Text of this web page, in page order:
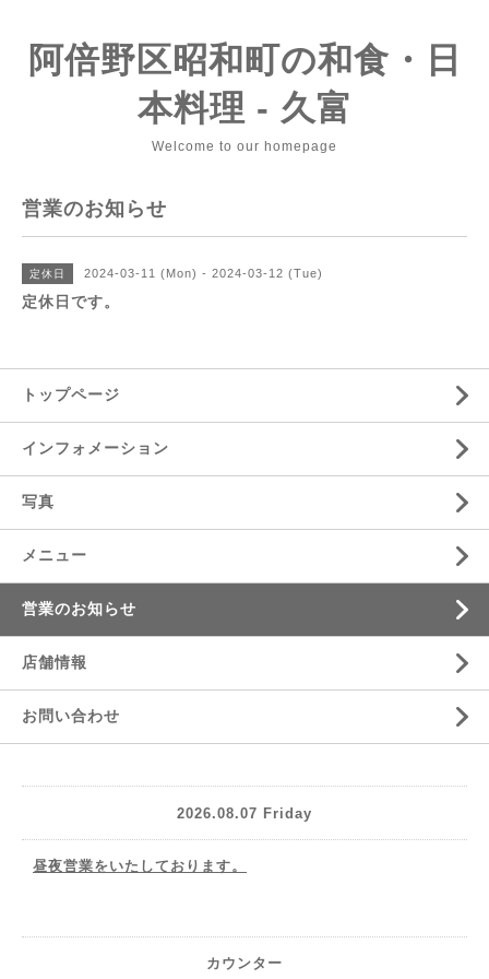
阿倍野区昭和町の和食・日
本料理 - 久富
Welcome to our homepage
営業のお知らせ
定休日 2024-03-11 (Mon) - 2024-03-12 (Tue)
定休日です。
トップページ
インフォメーション
写真
メニュー
営業のお知らせ
店舗情報
お問い合わせ
2026.08.07 Friday
昼夜営業をいたしております。
カウンター